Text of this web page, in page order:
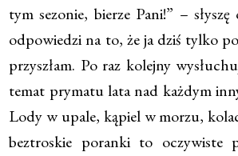
tym sezonie, bierze Pani!” –
odpowiedzi na to, że ja dziś tylko
przyszłam. Po raz kolejny
temat prymatu lata nad każdym
Lody w upale, kąpiel w morzu,
beztroskie poranki to oczywiste